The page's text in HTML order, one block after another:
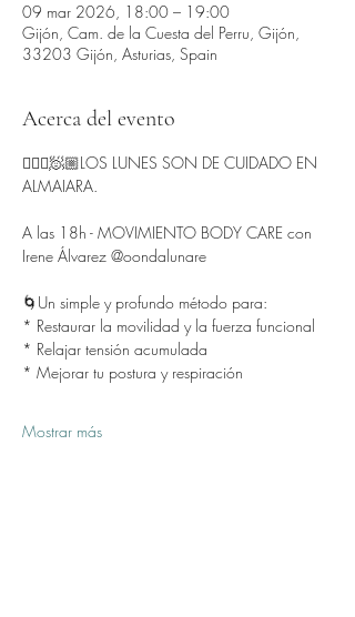
09 mar 2026, 18:00 – 19:00
Gijón, Cam. de la Cuesta del Perru, Gijón,
33203 Gijón, Asturias, Spain
Acerca del evento
🧘🏻‍♂️🧖🏼LOS LUNES SON DE CUIDADO EN
ALMAIARA.
A las 18h - MOVIMIENTO BODY CARE con
Irene Álvarez @oondalunare
🌀Un simple y profundo método para:
* Restaurar la movilidad y la fuerza funcional
* Relajar tensión acumulada
* Mejorar tu postura y respiración
Mostrar más